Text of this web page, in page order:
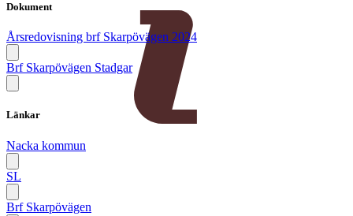
Dokument
Årsredovisning brf Skarpövägen 2024
Brf Skarpövägen Stadgar
Länkar
Nacka kommun
SL
Brf Skarpövägen